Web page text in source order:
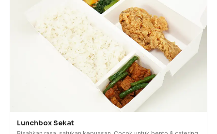
Lunchbox Sekat